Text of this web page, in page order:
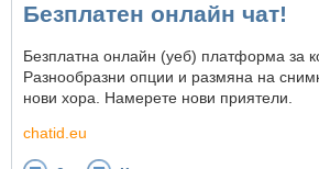
Безплатен онлайн чат!
Безплатна онлайн (уеб) платформа за
Разнообразни опции и размяна на
нови хора. Намерете нови приятели.
chatid.eu